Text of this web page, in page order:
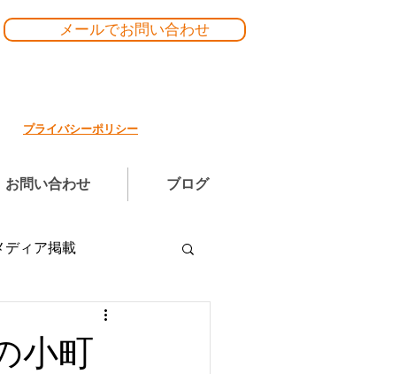
メールでお問い合わせ
プライバシーポリシー
お問い合わせ ブログ
ディア掲載
小町